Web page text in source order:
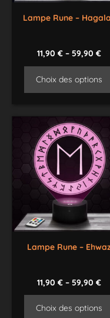
Lampe Rune –
11,90€ –59,90€
Choix des options
Lampe Rune –
11,90€ –59,90€
Choix des options